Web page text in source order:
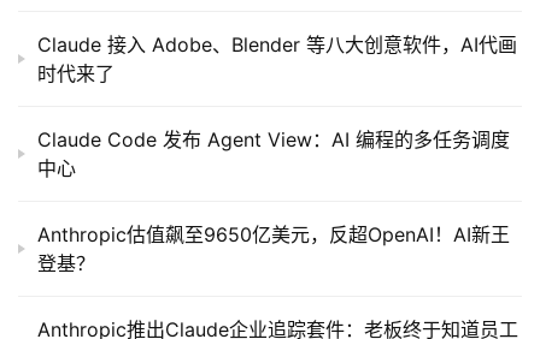
Claude 接入 Adobe、Blender 等八大创意软件，AI代画
时代来了
Claude Code 发布 Agent View：AI 编程的多任务调度
中心
Anthropic估值飙至9650亿美元，反超OpenAI！AI新王
登基？
Anthropic推出Claude企业追踪套件：老板终于知道员工